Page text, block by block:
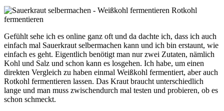
Gefühlt sehe ich es online ganz oft und da dachte ich, dass ich auch
einfach mal Sauerkraut selbermachen kann und ich bin erstaunt, wie
einfach es geht. Eigentlich benötigt man nur zwei Zutaten, nämlich
Kohl und Salz und schon kann es losgehen. Ich habe, um einen
direkten Vergleich zu haben einmal Weißkohl fermentiert, aber auch
Rotkohl fermentieren lassen. Das Kraut braucht unterschiedlich
lange und man muss zwischendurch mal testen und probieren, ob es
schon schmeckt.